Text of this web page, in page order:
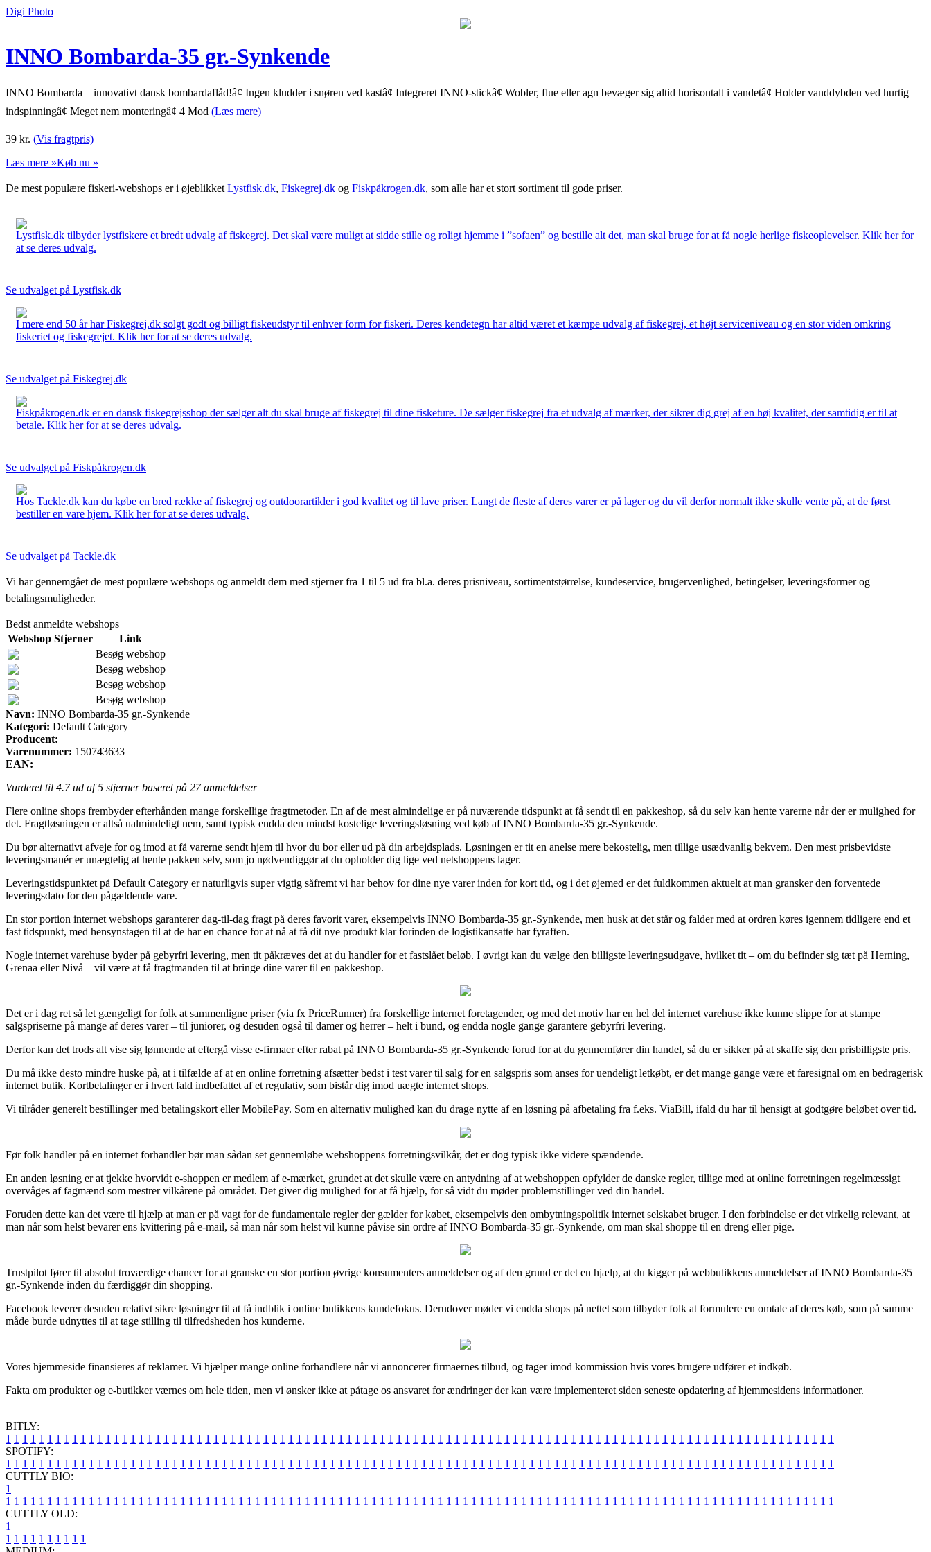
Digi Photo
INNO Bombarda-35 gr.-Synkende
INNO Bombarda – innovativt dansk bombardaflåd!â¢ Ingen kludder i snøren ved kastâ¢ Integreret INNO-stickâ¢ Wobler, flue eller agn bevæger sig altid horisontalt i vandetâ¢ Holder vanddybden ved hurtig
indspinningâ¢ Meget nem monteringâ¢ 4 Mod (Læs mere)
39 kr. (Vis fragtpris)
Læs mere »Køb nu »
De mest populære fiskeri-webshops er i øjeblikket Lystfisk.dk, Fiskegrej.dk og Fiskpåkrogen.dk, som alle har et stort sortiment til gode priser.
Lystfisk.dk tilbyder lystfiskere et bredt udvalg af fiskegrej. Det skal være muligt at sidde stille og roligt hjemme i ”sofaen” og bestille alt det, man skal bruge for at få nogle herlige fiskeoplevelser. Klik her for
at se deres udvalg.
Se udvalget på Lystfisk.dk
I mere end 50 år har Fiskegrej.dk solgt godt og billigt fiskeudstyr til enhver form for fiskeri. Deres kendetegn har altid været et kæmpe udvalg af fiskegrej, et højt serviceniveau og en stor viden omkring
fiskeriet og fiskegrejet. Klik her for at se deres udvalg.
Se udvalget på Fiskegrej.dk
Fiskpåkrogen.dk er en dansk fiskegrejsshop der sælger alt du skal bruge af fiskegrej til dine fisketure. De sælger fiskegrej fra et udvalg af mærker, der sikrer dig grej af en høj kvalitet, der samtidig er til at
betale. Klik her for at se deres udvalg.
Se udvalget på Fiskpåkrogen.dk
Hos Tackle.dk kan du købe en bred række af fiskegrej og outdoorartikler i god kvalitet og til lave priser. Langt de fleste af deres varer er på lager og du vil derfor normalt ikke skulle vente på, at de først
bestiller en vare hjem. Klik her for at se deres udvalg.
Se udvalget på Tackle.dk
Vi har gennemgået de mest populære webshops og anmeldt dem med stjerner fra 1 til 5 ud fra bl.a. deres prisniveau, sortimentstørrelse, kundeservice, brugervenlighed, betingelser, leveringsformer og
betalingsmuligheder.
Bedst anmeldte webshops
Webshop Stjerner
Link
Besøg webshop
Besøg webshop
Besøg webshop
Besøg webshop
Navn: INNO Bombarda-35 gr.-Synkende
Kategori: Default Category
Producent:
Varenummer: 150743633
EAN:
Vurderet til 4.7ud af 5 stjerner baseret på 27anmeldelser
Flere online shops frembyder efterhånden mange forskellige fragtmetoder. En af de mest almindelige er på nuværende tidspunkt at få sendt til en pakkeshop, så du selv kan hente varerne når der er mulighed for
det. Fragtløsningen er altså ualmindeligt nem, samt typisk endda den mindst kostelige leveringsløsning ved køb af INNO Bombarda-35 gr.-Synkende.
Du bør alternativt afveje for og imod at få varerne sendt hjem til hvor du bor eller ud på din arbejdsplads. Løsningen er tit en anelse mere bekostelig, men tillige usædvanlig bekvem. Den mest prisbevidste
leveringsmanér er unægtelig at hente pakken selv, som jo nødvendiggør at du opholder dig lige ved netshoppens lager.
Leveringstidspunktet på Default Category er naturligvis super vigtig såfremt vi har behov for dine nye varer inden for kort tid, og i det øjemed er det fuldkommen aktuelt at man gransker den forventede
leveringsdato for den pågældende vare.
En stor portion internet webshops garanterer dag-til-dag fragt på deres favorit varer, eksempelvis INNO Bombarda-35 gr.-Synkende, men husk at det står og falder med at ordren køres igennem tidligere end et
fast tidspunkt, med hensynstagen til at de har en chance for at nå at få dit nye produkt klar forinden de logistikansatte har fyraften.
Nogle internet varehuse byder på gebyrfri levering, men tit påkræves det at du handler for et fastslået beløb. I øvrigt kan du vælge den billigste leveringsudgave, hvilket tit – om du befinder sig tæt på Herning,
Grenaa eller Nivå – vil være at få fragtmanden til at bringe dine varer til en pakkeshop.
Det er i dag ret så let gængeligt for folk at sammenligne priser (via fx PriceRunner) fra forskellige internet foretagender, og med det motiv har en hel del internet varehuse ikke kunne slippe for at stampe
salgspriserne på mange af deres varer – til juniorer, og desuden også til damer og herrer – helt i bund, og endda nogle gange garantere gebyrfri levering.
Derfor kan det trods alt vise sig lønnende at eftergå visse e-firmaer efter rabat på INNO Bombarda-35 gr.-Synkende forud for at du gennemfører din handel, så du er sikker på at skaffe sig den prisbilligste pris.
Du må ikke desto mindre huske på, at i tilfælde af at en online forretning afsætter bedst i test varer til salg for en salgspris som anses for uendeligt letkøbt, er det mange gange være et faresignal om en bedragerisk
internet butik. Kortbetalinger er i hvert fald indbefattet af et regulativ, som bistår dig imod uægte internet shops.
Vi tilråder generelt bestillinger med betalingskort eller MobilePay. Som en alternativ mulighed kan du drage nytte af en løsning på afbetaling fra f.eks. ViaBill, ifald du har til hensigt at godtgøre beløbet over tid.
Før folk handler på en internet forhandler bør man sådan set gennemløbe webshoppens forretningsvilkår, det er dog typisk ikke videre spændende.
En anden løsning er at tjekke hvorvidt e-shoppen er medlem af e-mærket, grundet at det skulle være en antydning af at webshoppen opfylder de danske regler, tillige med at online forretningen regelmæssigt
overvåges af fagmænd som mestrer vilkårene på området. Det giver dig mulighed for at få hjælp, for så vidt du møder problemstillinger ved din handel.
Foruden dette kan det være til hjælp at man er på vagt for de fundamentale regler der gælder for købet, eksempelvis den ombytningspolitik internet selskabet bruger. I den forbindelse er det virkelig relevant, at
man når som helst bevarer ens kvittering på e-mail, så man når som helst vil kunne påvise sin ordre af INNO Bombarda-35 gr.-Synkende, om man skal shoppe til en dreng eller pige.
Trustpilot fører til absolut troværdige chancer for at granske en stor portion øvrige konsumenters anmeldelser og af den grund er det en hjælp, at du kigger på webbutikkens anmeldelser af INNO Bombarda-35
gr.-Synkende inden du færdiggør din shopping.
Facebook leverer desuden relativt sikre løsninger til at få indblik i online butikkens kundefokus. Derudover møder vi endda shops på nettet som tilbyder folk at formulere en omtale af deres køb, som på samme
måde burde udnyttes til at tage stilling til tilfredsheden hos kunderne.
Vores hjemmeside finansieres af reklamer. Vi hjælper mange online forhandlere når vi annoncerer firmaernes tilbud, og tager imod kommission hvis vores brugere udfører et indkøb.
Fakta om produkter og e-butikker værnes om hele tiden, men vi ønsker ikke at påtage os ansvaret for ændringer der kan være implementeret siden seneste opdatering af hjemmesidens informationer.
BITLY:
1 1 1 1 1 1 1 1 1 1 1 1 1 1 1 1 1 1 1 1 1 1 1 1 1 1 1 1 1 1 1 1 1 1 1 1 1 1 1 1 1 1 1 1 1 1 1 1 1 1 1 1 1 1 1 1 1 1 1 1 1 1 1 1 1 1 1 1 1 1 1 1 1 1 1 1 1 1 1 1 1 1 1 1 1 1 1 1 1 1 1 1 1 1 1 1 1 1 1 1
SPOTIFY:
1 1 1 1 1 1 1 1 1 1 1 1 1 1 1 1 1 1 1 1 1 1 1 1 1 1 1 1 1 1 1 1 1 1 1 1 1 1 1 1 1 1 1 1 1 1 1 1 1 1 1 1 1 1 1 1 1 1 1 1 1 1 1 1 1 1 1 1 1 1 1 1 1 1 1 1 1 1 1 1 1 1 1 1 1 1 1 1 1 1 1 1 1 1 1 1 1 1 1 1
CUTTLY BIO:
1
1 1 1 1 1 1 1 1 1 1 1 1 1 1 1 1 1 1 1 1 1 1 1 1 1 1 1 1 1 1 1 1 1 1 1 1 1 1 1 1 1 1 1 1 1 1 1 1 1 1 1 1 1 1 1 1 1 1 1 1 1 1 1 1 1 1 1 1 1 1 1 1 1 1 1 1 1 1 1 1 1 1 1 1 1 1 1 1 1 1 1 1 1 1 1 1 1 1 1 1
CUTTLY OLD:
1
1 1 1 1 1 1 1 1 1 1